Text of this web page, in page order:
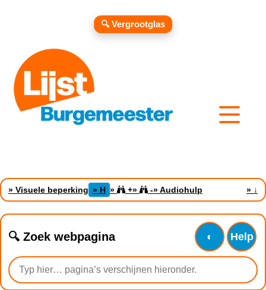
» Visuele beperking » H » +» -» Audiohulp » ↓
🔍 Zoek webpagina ◐ Help
🔍 Vergrootglas